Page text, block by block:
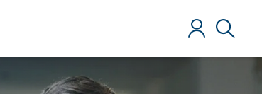
Anmelden
Suche